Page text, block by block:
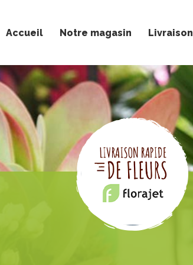
Accueil Notre magasin Livraison